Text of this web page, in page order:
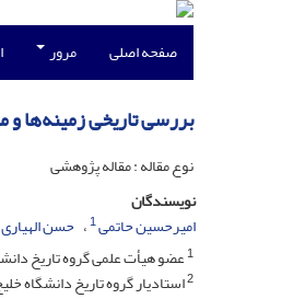
صفحه اصلی مرور
بررسی تاریخی زمینه‌ها
نوع مقاله : مقاله پژوهشی
نویسندگان
امیرحسین حاتمی1 حسن الهیاری
1عضو هیأت علمی گروه تاریخ
2استادیار گروه تاریخ دانشگاه